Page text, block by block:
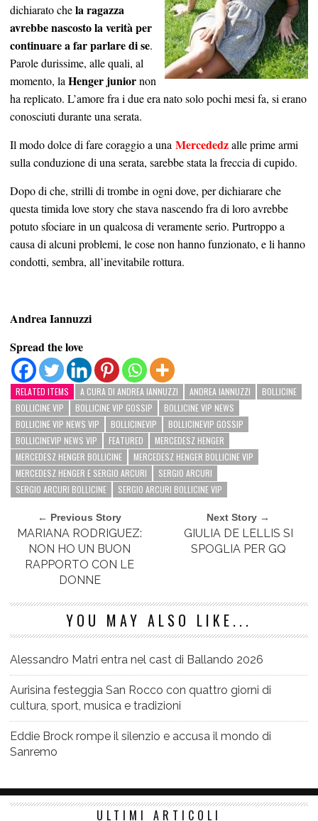
dichiarato chela ragazza
avrebbe nascosto la verità per
continuare a far parlare di se.
Parole durissime, alle quali, al
momento, la Henger juniornon
ha replicato. L’amore fra i due era nato solo pochi mesi fa, si erano
conosciuti durante una serata.
Il modo dolce di fare coraggio a una Mercededzalle prime armi
sulla conduzione di una serata, sarebbe stata la freccia di cupido.
Dopo di che, strilli di trombe in ogni dove, per dichiarare che
questa timida love story che stava nascendo fra di loro avrebbe
potuto sfociare in un qualcosa di veramente serio. Purtroppo a
causa di alcuni problemi, le cose non hanno funzionato, e li hanno
condotti, sembra, all’inevitabile rottura.
Andrea Iannuzzi
Spread the love
RELATED ITEMS A CURA DI ANDREA IANNUZZI ANDREA IANNUZZI
BOLLICINE
BOLLICINE VIP
BOLLICINE VIP GOSSIP
BOLLICINE VIP NEWS
BOLLICINE VIP NEWS VIP
BOLLICINEVIP
BOLLICINEVIP GOSSIP
BOLLICINEVIP NEWS VIP
FEATURED
MERCEDESZ HENGER
MERCEDESZ HENGER BOLLICINE
MERCEDESZ HENGER BOLLICINE VIP
MERCEDESZ HENGER E SERGIO ARCURI
SERGIO ARCURI
SERGIO ARCURI BOLLICINE
SERGIO ARCURI BOLLICINE VIP
← Previous Story
MARIANA RODRIGUEZ:
NON HO UN BUON
RAPPORTO CON LE
DONNE
Next Story →
GIULIA DE LELLIS SI
SPOGLIA PER GQ
YOU MAY ALSO LIKE...
Alessandro Matri entra nel cast di Ballando 2026
Aurisina festeggia San Rocco con quattro giorni di
cultura, sport, musica e tradizioni
Eddie Brock rompe il silenzio e accusa il mondo di
Sanremo
ULTIMI ARTICOLI